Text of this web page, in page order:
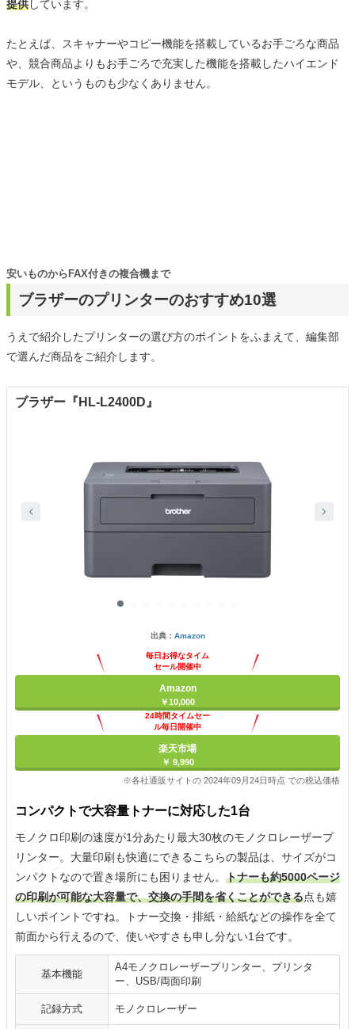
提供しています。
たとえば、スキャナーやコピー機能を搭載しているお手ごろな商品
や、競合商品よりもお手ごろで充実した機能を搭載したハイエンド
モデル、というものも少なくありません。
ブラザーのプリンターのおすすめ10選
安いものからFAX付きの複合機まで
うえで紹介したプリンターの選び方のポイントをふまえて、編集部
で選んだ商品をご紹介します。
ブラザー『HL-L2400D』
出典： Amazon
毎日お得なタイム
セール開催中
Amazon
￥10,000
24時間タイムセー
ル毎日開催中
楽天市場
￥ 9,990
※各社通販サイトの 2024年09月24日時点 での税込価格
コンパクトで大容量トナーに対応した1台
モノクロ印刷の速度が1分あたり最大30枚のモノクロレーザープ
リンター。大量印刷も快適にできるこちらの製品は、サイズがコ
ンパクトなので置き場所にも困りません。 トナーも約5000ページ
の印刷が可能な大容量で、交換の手間を省くことができる点も嬉
しいポイントですね。トナー交換・排紙・給紙などの操作を全て
前面から行えるので、使いやすさも申し分ない1台です。
基本機能
A4モノクロレーザープリンター、プリンタ
ー、USB/両面印刷
記録方式 モノクロレーザー